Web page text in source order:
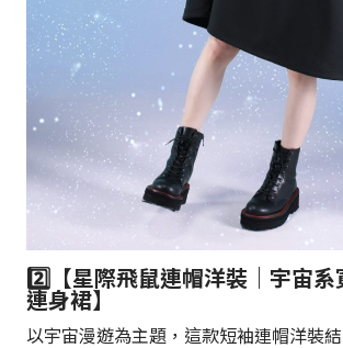
2️⃣【星際飛鼠連帽洋裝｜宇宙
連身裙】
以宇宙漫遊為主題，這款短袖連帽洋裝